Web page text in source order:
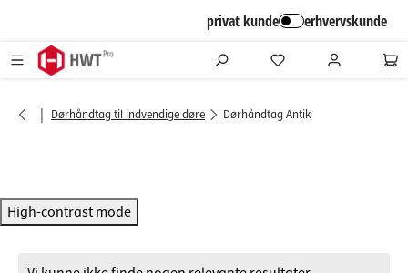
privat kunde erhvervskunde
| Dørhåndtag til indvendige døre Dørhåndtag Antik
High-contrast mode